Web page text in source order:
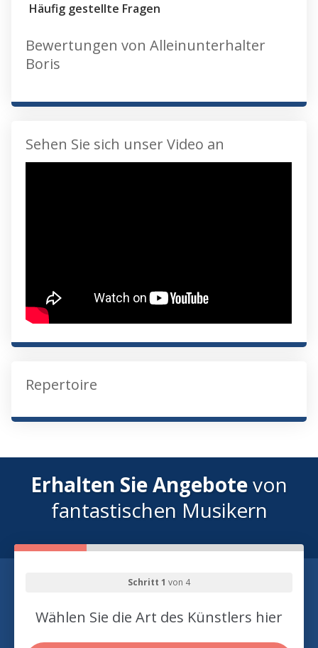
Häufig gestellte Fragen
Bewertungen von Alleinunterhalter
Boris
Sehen Sie sich unser Video an
Repertoire
Erhalten Sie Angebotevon
fantastischen Musikern
Schritt 1 von 4
Wählen Sie die Art des Künstlers hier